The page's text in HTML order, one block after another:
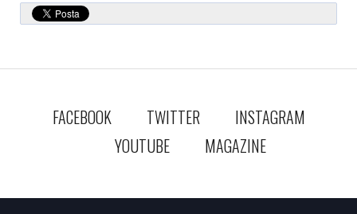
FACEBOOK TWITTER
INSTAGRAM
YOUTUBE
MAGAZINE